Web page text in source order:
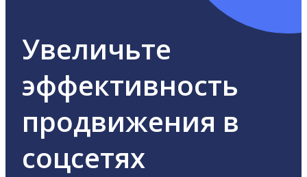
Увеличьте
эффективность
продвижения в
соцсетях